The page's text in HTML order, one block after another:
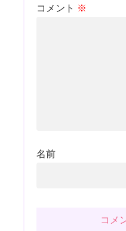
コメント ※
名前